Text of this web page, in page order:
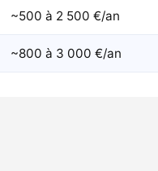
~500 à 2 500 €/an
~800 à 3 000 €/an